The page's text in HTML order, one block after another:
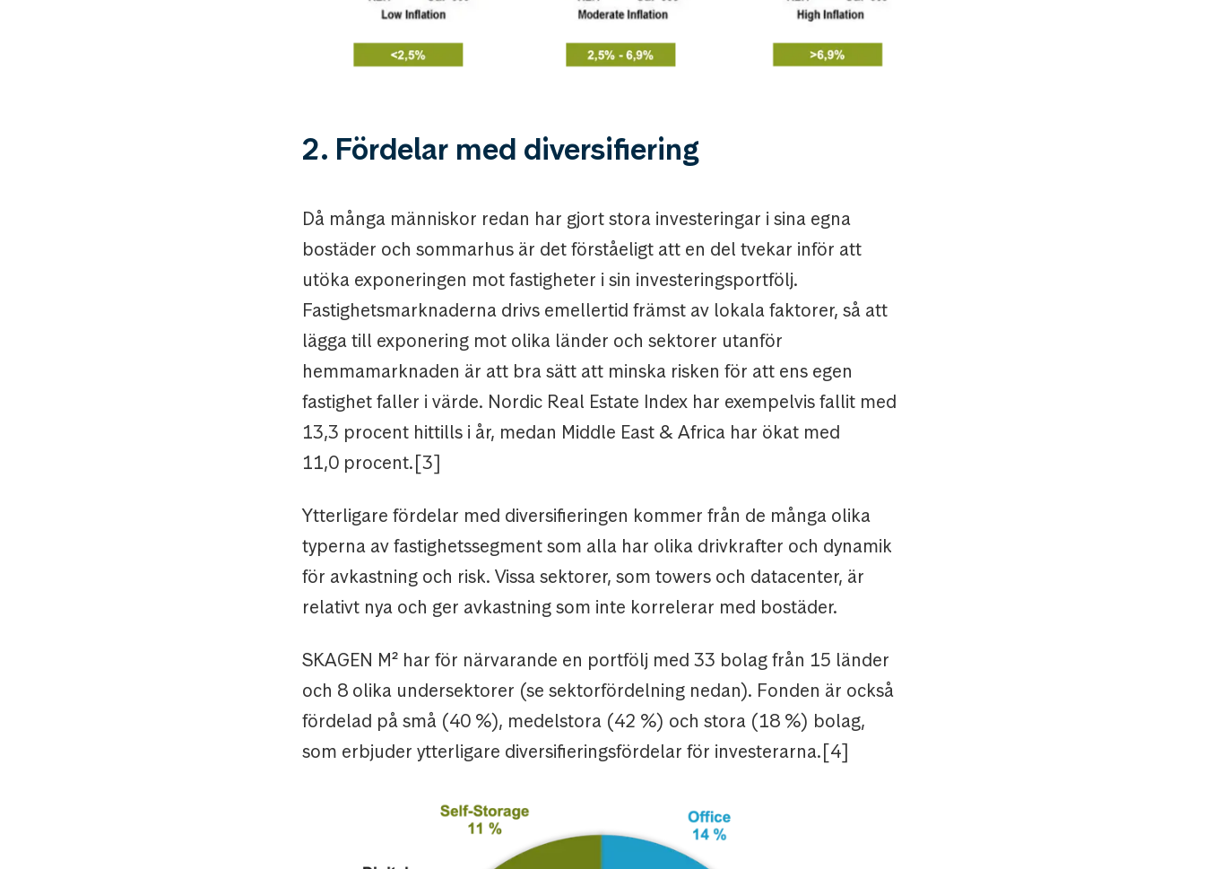
2. Fördelar med diversifiering
Då många människor redan har gjort stora investeringar i sina egna
bostäder och sommarhus är det förståeligt att en del tvekar inför att
utöka exponeringen mot fastigheter i sin investeringsportfölj.
Fastighetsmarknaderna drivs emellertid främst av lokala faktorer, så att
lägga till exponering mot olika länder och sektorer utanför
hemmamarknaden är att bra sätt att minska risken för att ens egen
fastighet faller i värde. Nordic Real Estate Index har exempelvis fallit med
13,3 procent hittills i år, medan Middle East & Africa har ökat med
11,0 procent.[3]
Ytterligare fördelar med diversifieringen kommer från de många olika
typerna av fastighetssegment som alla har olika drivkrafter och dynamik
för avkastning och risk. Vissa sektorer, som towers och datacenter, är
relativt nya och ger avkastning som inte korrelerar med bostäder.
SKAGEN M² har för närvarande en portfölj med 33 bolag från 15 länder
och 8 olika undersektorer (se sektorfördelning nedan). Fonden är också
fördelad på små (40 %), medelstora (42 %) och stora (18 %) bolag,
som erbjuder ytterligare diversifieringsfördelar för investerarna.[4]